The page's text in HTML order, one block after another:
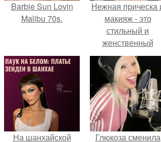
Barbie Sun Lovin
Malibu 70s.
Нежная прическа
макияж - это
стильный и
женственный
образ, который
подчеркивает
естественную
красоту и создает
романтичный и
утонченный вид.
На шанхайской Глюкоза сменила